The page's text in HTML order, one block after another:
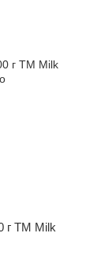
г ТМ Milk